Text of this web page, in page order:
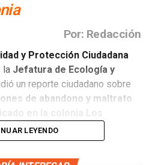
Por: Redacción
y Protección Ciudadana
la Jefatura de Ecología y
un reporte ciudadano sobre
de abandono y maltrato
LEYENDO